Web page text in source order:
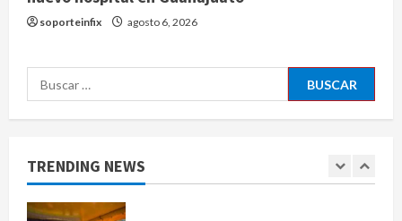
soporteinfix agosto 6, 2026
Buscar:
TRENDING NEWS
millonarias por uso no consentido
Publican artículo sobre adaptar la
vida social a la de los hijos